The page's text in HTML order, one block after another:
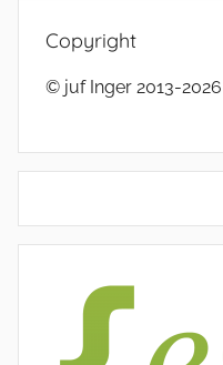
Copyright
© juf Inger 2013-2026